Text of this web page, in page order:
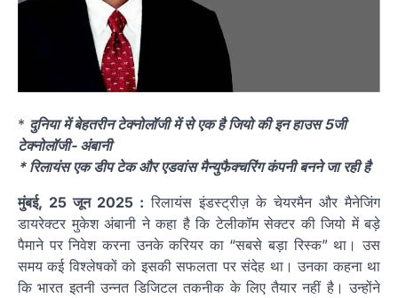
* दुनिया में बेहतरीन टेक्नोलॉजी में से एक है जियो की इन हाउस 5जी
टेक्नोलॉजी- अंबानी
* रिलायंस एक डीप टेक और एडवांस मैन्युफैक्चरिंग कंपनी बनने जा रही है
मुंबई, 25 जून 2025 : रिलायंस इंडस्ट्रीज़ के चेयरमैन और मैनेजिंग
डायरेक्टर मुकेश अंबानी ने कहा है कि टेलीकॉम सेक्टर की जियो में बड़े
पैमाने पर निवेश करना उनके करियर का “सबसे बड़ा रिस्क” था। उस
समय कई विश्लेषकों को इसकी सफलता पर संदेह था। उनका कहना था
कि भारत इतनी उन्नत डिजिटल तकनीक के लिए तैयार नहीं है। उन्होंने